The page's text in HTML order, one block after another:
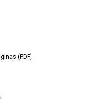
(PDF)